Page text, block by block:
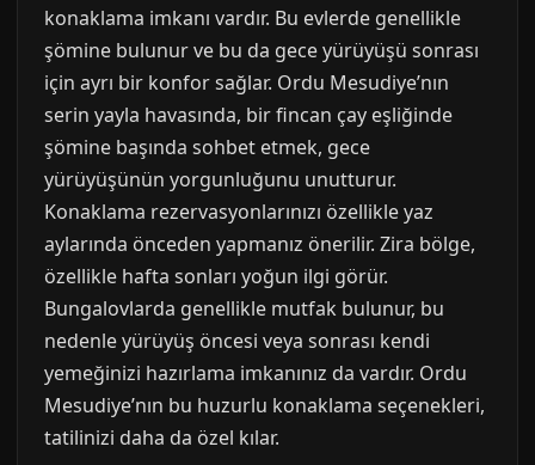
konaklama imkanı vardır. Bu evlerde genellikle
şömine bulunur ve bu da gece yürüyüşü sonrası
için ayrı bir konfor sağlar. Ordu Mesudiye’nın
serin yayla havasında, bir fincan çay eşliğinde
şömine başında sohbet etmek, gece
yürüyüşünün yorgunluğunu unutturur.
Konaklama rezervasyonlarınızı özellikle yaz
aylarında önceden yapmanız önerilir. Zira bölge,
özellikle hafta sonları yoğun ilgi görür.
Bungalovlarda genellikle mutfak bulunur, bu
nedenle yürüyüş öncesi veya sonrası kendi
yemeğinizi hazırlama imkanınız da vardır. Ordu
Mesudiye’nın bu huzurlu konaklama seçenekleri,
tatilinizi daha da özel kılar.